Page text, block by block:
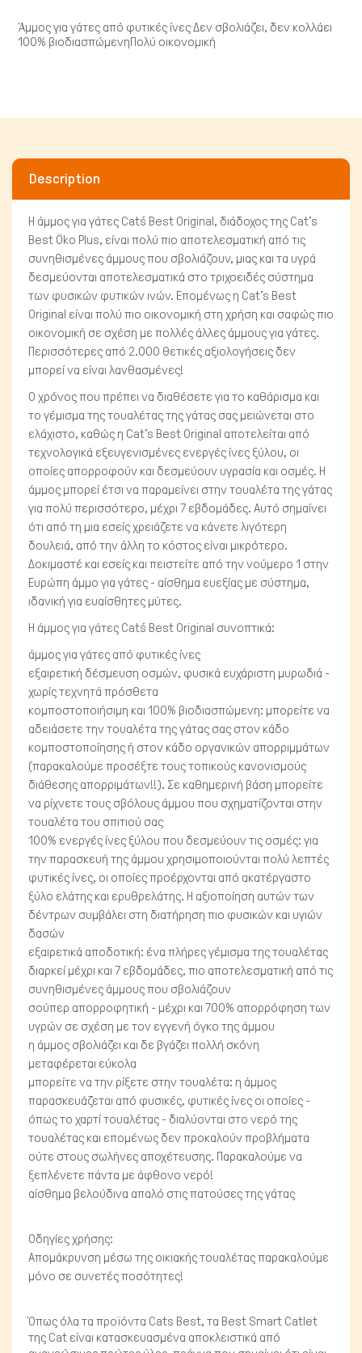
Πτηνά
Μικρά ζώα
Fish/Reptiles
Άμμος για γάτες από φυτικές ίνες Δεν σβολιάζει, δεν κολλάει
100% βιοδιασπώμενηΠολύ οικονομική
Description
Η άμμος για γάτες Cat´s Best Original, διάδοχος της Cat's
Best Öko Plus, είναι πολύ πιο αποτελεσματική από τις
συνηθισμένες άμμους που σβολιάζουν, μιας και τα υγρά
δεσμεύονται αποτελεσματικά στο τριχοειδές σύστημα
των φυσικών φυτικών ινών. Επομένως η Cat's Best
Original είναι πολύ πιο οικονομική στη χρήση και σαφώς πιο
οικονομική σε σχέση με πολλές άλλες άμμους για γάτες.
Περισσότερες από 2.000 θετικές αξιολογήσεις δεν
μπορεί να είναι λανθασμένες!
Ο χρόνος που πρέπει να διαθέσετε για το καθάρισμα και
το γέμισμα της τουαλέτας της γάτας σας μειώνεται στο
ελάχιστο, καθώς η Cat's Best Original αποτελείται από
τεχνολογικά εξευγενισμένες ενεργές ίνες ξύλου, οι
οποίες απορροφούν και δεσμεύουν υγρασία και οσμές. Η
άμμος μπορεί έτσι να παραμείνει στην τουαλέτα της γάτας
για πολύ περισσότερο, μέχρι 7 εβδομάδες. Αυτό σημαίνει
ότι από τη μια εσείς χρειάζετε να κάνετε λιγότερη
δουλειά, από την άλλη το κόστος είναι μικρότερο.
Δοκιμαστέ και εσείς και πειστείτε από την νούμερο 1 στην
Ευρώπη άμμο για γάτες - αίσθημα ευεξίας με σύστημα,
ιδανική για ευαίσθητες μύτες.
Η άμμος για γάτες Cat´s Best Original συνοπτικά:
άμμος για γάτες από φυτικές ίνες
εξαιρετική δέσμευση οσμών, φυσικά ευχάριστη μυρωδιά -
χωρίς τεχνητά πρόσθετα
κομποστοποιήσιμη και 100% βιοδιασπώμενη: μπορείτε να
αδειάσετε την τουαλέτα της γάτας σας στον κάδο
κομποστοποίησης ή στον κάδο οργανικών απορριμμάτων
(παρακαλούμε προσέξτε τους τοπικούς κανονισμούς
διάθεσης απορριμάτων!!). Σε καθημερινή βάση μπορείτε
να ρίχνετε τους σβόλους άμμου που σχηματίζονται στην
τουαλέτα του σπιτιού σας
100% ενεργές ίνες ξύλου που δεσμεύουν τις οσμές: για
την παρασκευή της άμμου χρησιμοποιούνται πολύ λεπτές
φυτικές ίνες, οι οποίες προέρχονται από ακατέργαστο
ξύλο ελάτης και ερυθρελάτης. Η αξιοποίηση αυτών των
δέντρων συμβάλει στη διατήρηση πιο φυσικών και υγιών
δασών
εξαιρετικά αποδοτική: ένα πλήρες γέμισμα της τουαλέτας
διαρκεί μέχρι και 7 εβδομάδες, πιο αποτελεσματική από τις
συνηθισμένες άμμους που σβολιάζουν
σούπερ απορροφητική - μέχρι και 700% απορρόφηση των
υγρών σε σχέση με τον εγγενή όγκο της άμμου
η άμμος σβολιάζει και δε βγάζει πολλή σκόνη
μεταφέρεται εύκολα
μπορείτε να την ρίξετε στην τουαλέτα: η άμμος
παρασκευάζεται από φυσικές, φυτικές ίνες οι οποίες -
όπως το χαρτί τουαλέτας - διαλύονται στο νερό της
τουαλέτας και επομένως δεν προκαλούν προβλήματα
ούτε στους σωλήνες αποχέτευσης. Παρακαλούμε να
ξεπλένετε πάντα με άφθονο νερό!
αίσθημα βελούδινα απαλό στις πατούσες της γάτας
Οδηγίες χρήσης:
Απομάκρυνση μέσω της οικιακής τουαλέτας παρακαλούμε
μόνο σε συνετές ποσότητες!
Όπως όλα τα προϊόντα Cats Best, τα Best Smart Catlet
της Cat είναι κατασκευασμένα αποκλειστικά από